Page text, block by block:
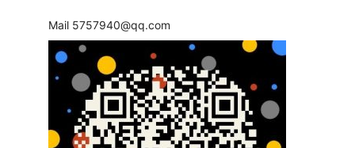
Mail 5757940@qq.com